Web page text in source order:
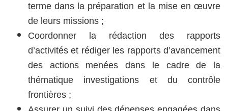
terme dans la préparation et la mise en œuvre
de leurs missions ;
Coordonner la rédaction des rapports
d’activités et rédiger les rapports d’avancement
des actions menées dans le cadre de la
thématique investigations et du contrôle
frontières ;